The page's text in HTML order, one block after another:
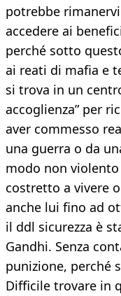
potrebbe
accedere ai
perché sotto
ai reati di mafia e
si trova in un
accoglienza” per
aver commesso
una guerra o da
modo non
costretto a vivere
anche lui fino ad
il ddl sicurezza è
Gandhi. Senza
punizione, perché
Difficile trovare in